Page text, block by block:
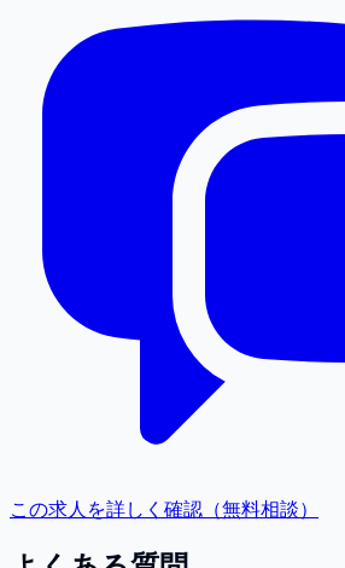
この求人を詳しく確認（無料相談）